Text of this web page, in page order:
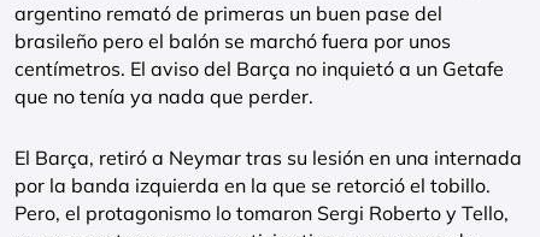
argentino remató de primeras un buen pase del
brasileño pero el balón se marchó fuera por unos
centímetros. El aviso del Barça no inquietó a un Getafe
que no tenía ya nada que perder.
El Barça, retiró a Neymar tras su lesión en una internada
por la banda izquierda en la que se retorció el tobillo.
Pero, el protagonismo lo tomaron Sergi Roberto y Tello,